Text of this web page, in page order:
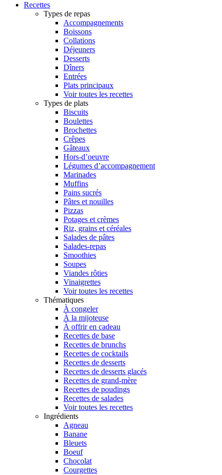
Recettes
Types de repas
Accompagnements
Boissons
Collations
Déjeuners
Desserts
Dîners
Entrées
Plats principaux
Voir toutes les recettes
Types de plats
Biscuits
Boulettes
Brochettes
Crêpes
Gâteaux
Hors-d’oeuvre
Légumes d’accompagnement
Marinades
Muffins
Pains sucrés
Pâtes et nouilles
Pizzas
Potages et crèmes
Riz, grains et céréales
Salades de pâtes
Salades-repas
Smoothies
Soupes
Viandes rôties
Vinaigrettes
Voir toutes les recettes
Thématiques
À congeler
À la mijoteuse
À offrir en cadeau
Recettes de base
Recettes de brunchs
Recettes de cocktails
Recettes de desserts
Recettes de desserts glacés
Recettes de grand-mère
Recettes de poudings
Recettes de salades
Voir toutes les recettes
Ingrédients
Agneau
Banane
Bleuets
Boeuf
Chocolat
Courgettes